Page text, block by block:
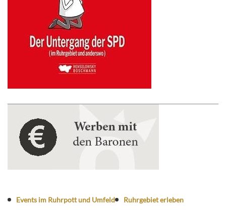
Events im Ruhrpott und Umfeld Ruhrgebiet erleben